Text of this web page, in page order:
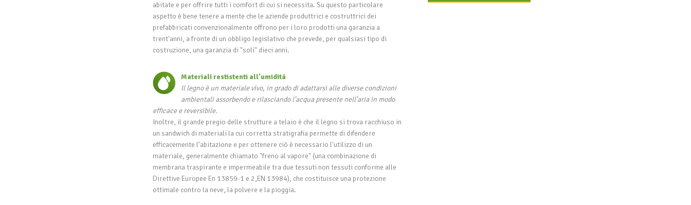
abitate e per offrire tutti i comfort di cui si necessita. Su questo particolare
aspetto è bene tenere a mente che le aziende produttrici e costruttrici dei
prefabbricati convenzionalmente offrono per i loro prodotti una garanzia a
trent'anni, a fronte di un obbligo legislativo che prevede, per qualsiasi tipo di
costruzione, una garanzia di "soli" dieci anni.
Materiali restistenti all'umiditá
Il legno è un materiale vivo, in grado di adattarsi alle diverse condizioni
ambientali assorbendo e rilasciando l’acqua presente nell’aria in modo
efficace e reversibile.
Inoltre, il grande pregio delle strutture a telaio è che il legno si trova racchiuso in
un sandwich di materiali la cui corretta stratigrafia permette di difendere
efficacemente l’abitazione e per ottenere ciò è necessario l'utilizzo di un
materiale, generalmente chiamato "freno al vapore" (una combinazione di
membrana traspirante e impermeabile tra due tessuti non tessuti conforme alle
Direttive Europee En 13859-1 e 2,EN 13984), che costituisce una protezione
ottimale contro la neve, la polvere e la pioggia.